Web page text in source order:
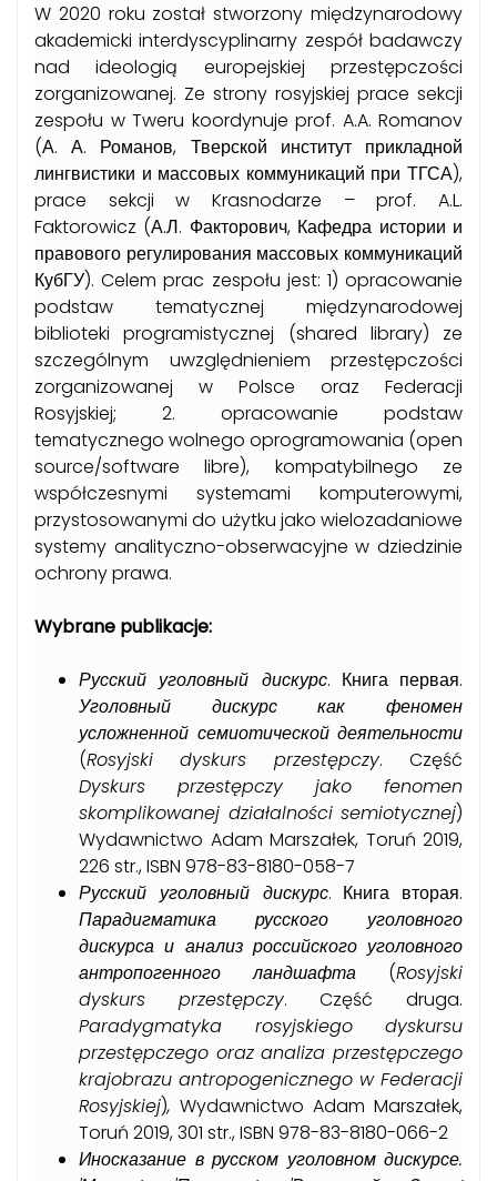
W 2020 roku został stworzony międzynarodowy
akademicki interdyscyplinarny zespół badawczy
nad ideologią europejskiej przestępczości
zorganizowanej. Ze strony rosyjskiej prace sekcji
zespołu w Tweru koordynuje prof. A.A. Romanov
(А. А. Романов, Тверской институт прикладной
лингвистики и массовых коммуникаций при ТГСА),
prace sekcji w Krasnodarze – prof. A.L.
Faktorowicz (А.Л. Факторович, Кафедра истории и
правового регулирования массовых коммуникаций
КубГУ). Celem prac zespołu jest: 1) opracowanie
podstaw tematycznej międzynarodowej
biblioteki programistycznej (shared library) ze
szczególnym uwzględnieniem przestępczości
zorganizowanej w Polsce oraz Federacji
Rosyjskiej; 2. opracowanie podstaw
tematycznego wolnego oprogramowania (open
source/software libre), kompatybilnego ze
współczesnymi systemami komputerowymi,
przystosowanymi do użytku jako wielozadaniowe
systemy analityczno-obserwacyjne w dziedzinie
ochrony prawa.
Wybrane publikacje:
Русский уголовный дискурс. Книга первая.
Уголовный дискурс как феномен
усложненной семиотической деятельности
(Rosyjski dyskurs przestępczy. Część
Dyskurs przestępczy jako fenomen
skomplikowanej działalności semiotycznej)
Wydawnictwo Adam Marszałek, Toruń 2019,
226 str., ISBN 978-83-8180-058-7
Русский уголовный дискурс. Книга вторая.
Парадигматика русского уголовного
дискурса и анализ российского уголовного
антропогенного ландшафта (Rosyjski
dyskurs
przestępczy. Część druga.
Paradygmatyka rosyjskiego dyskursu
przestępczego oraz analiza przestępczego
krajobrazu antropogenicznego w Federacji
Rosyjskiej), Wydawnictwo Adam Marszałek,
Toruń 2019, 301 str., ISBN 978-83-8180-066-2
Иносказание в русском уголовном дискурсе.